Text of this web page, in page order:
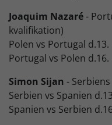
Joaquim Nazaré-
kvalifikation)
Polen vs Portugal
Portugal vs Polen
Simon Sijan -
Serbien vs Spanien
Spanien vs Serbien